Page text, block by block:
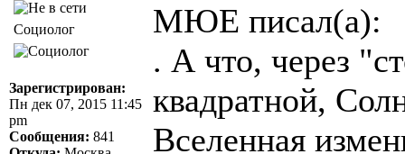
Социолог
Зарегистрирован:
Пн дек 07, 2015 11:45
pm
Сообщения: 841
МЮЕ писал(а):
. А что, через
квадратной,
Вселенная